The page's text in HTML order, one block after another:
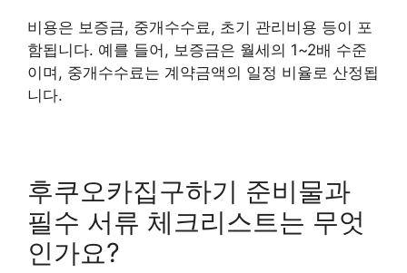
비용은 보증금, 중개수수료, 초기 관리비용 등이 포
함됩니다. 예를 들어, 보증금은 월세의 1~2배 수준
이며, 중개수수료는 계약금액의 일정 비율로 산정됩
니다.
후쿠오카집구하기 준비물과
필수 서류 체크리스트는 무엇
인가요?